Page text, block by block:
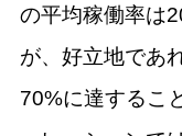
の平均稼働率は
が、好立地であ
70%に達するこ